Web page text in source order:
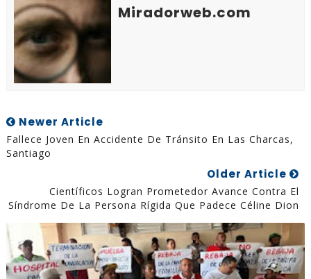
Miradorweb.com
Newer Article
Fallece Joven En Accidente De Tránsito En Las Charcas,
Santiago
Older Article
Científicos Logran Prometedor Avance Contra El
Síndrome De La Persona Rígida Que Padece Céline Dion